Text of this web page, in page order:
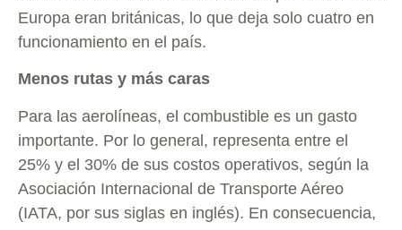
Europa eran británicas, lo que deja solo cuatro en
funcionamiento en el país.
Menos rutas y más caras
Para las aerolíneas, el combustible es un gasto
importante. Por lo general, representa entre el
25% y el 30% de sus costos operativos, según la
Asociación Internacional de Transporte Aéreo
(IATA, por sus siglas en inglés). En consecuencia,